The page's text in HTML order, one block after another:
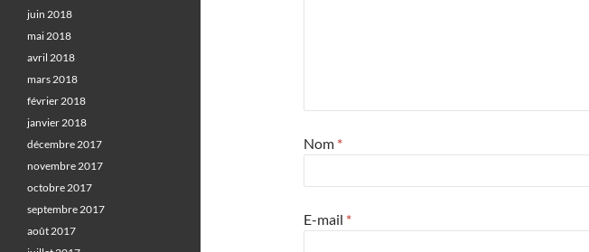
Nom *
E-mail *
juin 2018
mai 2018
avril 2018
mars 2018
février 2018
janvier 2018
décembre 2017
novembre 2017
octobre 2017
septembre 2017
août 2017